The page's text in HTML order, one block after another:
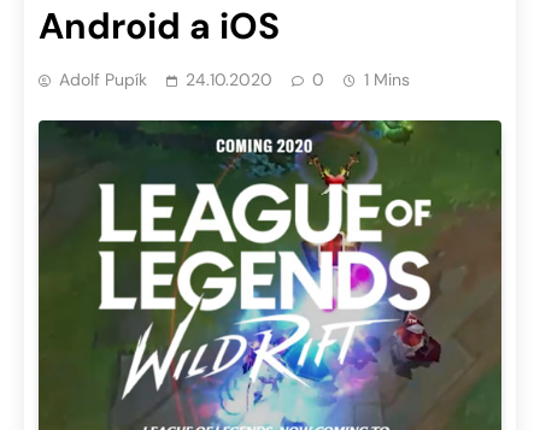
Android a iOS
Adolf Pupík 24.10.2020 0 1 Mins